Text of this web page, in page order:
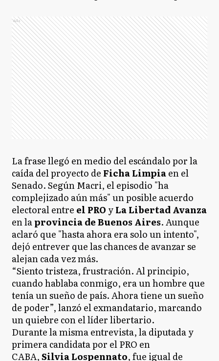
Ads
La frase llegó en medio del escándalo por la
caída del proyecto de Ficha Limpiaen el
Senado. Según Macri, el episodio "ha
complejizado aún más" un posible acuerdo
electoral entre el PRO yLa Libertad Avanza
en laprovincia de Buenos Aires. Aunque
aclaró que "hasta ahora era solo un intento",
dejó entrever que las chances de avanzar se
alejan cada vez más.
“Siento tristeza, frustración. Al principio,
cuando hablaba conmigo, era un hombre que
tenía un sueño de país. Ahora tiene un sueño
de poder”, lanzó el exmandatario, marcando
un quiebre con el líder libertario.
Durante la misma entrevista, la diputada y
primera candidata por el PRO en
CABA,Silvia Lospennato, fue igual de